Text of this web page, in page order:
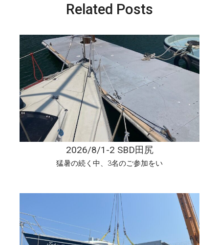
Related Posts
2026/8/1-2 SBD田尻
猛暑の続く中、3名のご参加をい